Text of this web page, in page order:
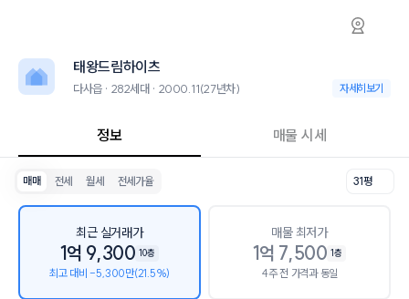
다사읍 태왕드림하이츠 아파트 시세·실거래가
태왕드림하이츠는 다사읍에 위치한 282세대 아파트로, 2000.11 입주
2026년 8월 7일 기준 23평형의 매매 시세는 1.2억, 전세는 1억입니다.
인근 학군으로는 대구다사초등학교, 다사중학교, 다사고등학교가 있습
최고 25층, 용적률 350%, 건폐율 20%의 단지입니다.
태왕드림하이츠
태왕드림하이츠
다사읍 · 282세대 · 2000.11(27년차) 다사읍 · 282세
자세히보기
정보 매물 시세
매매 전세 월세 전세가율 31평
최근 실거래가
1억 9,300 10층
최고 대비 -5,300만(21.5%)
매물 최저가
1억 7,500 1층
4주 전 가격과 동일